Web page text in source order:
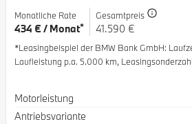
Monatliche Rate
434 € / Monat*
Gesamtpreis
41.590 €
*Leasingbeispiel der BMW Bank GmbH:
Laufleistung p.a. 5.000 km,
Spezifikation
Motorleistung
Antriebsvariante